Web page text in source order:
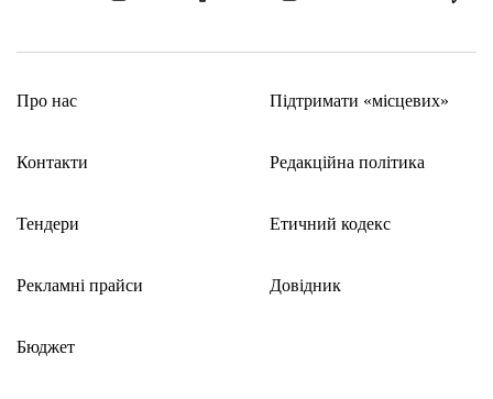
Про нас
Контакти
Тендери
Рекламні прайси
Бюджет
Підтримати «місцевих»
Редакційна політика
Етичний кодекс
Довідник